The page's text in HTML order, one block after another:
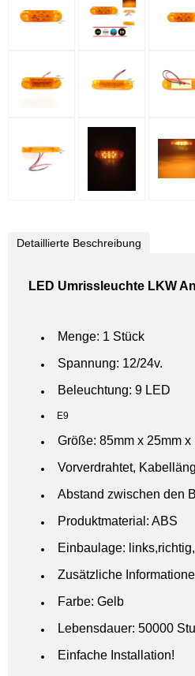
Detaillierte Beschreibung
LED Umrissleuchte LKW
Menge: 1 Stück
Spannung: 12/24v.
Beleuchtung: 9 LED
E9
Größe: 85mm x 25mm x
Vorverdrahtet,
Abstand zwischen den
Produktmaterial: ABS
Einbaulage:
Zusätzliche
Farbe: Gelb
Lebensdauer: 50000
Einfache Installation!